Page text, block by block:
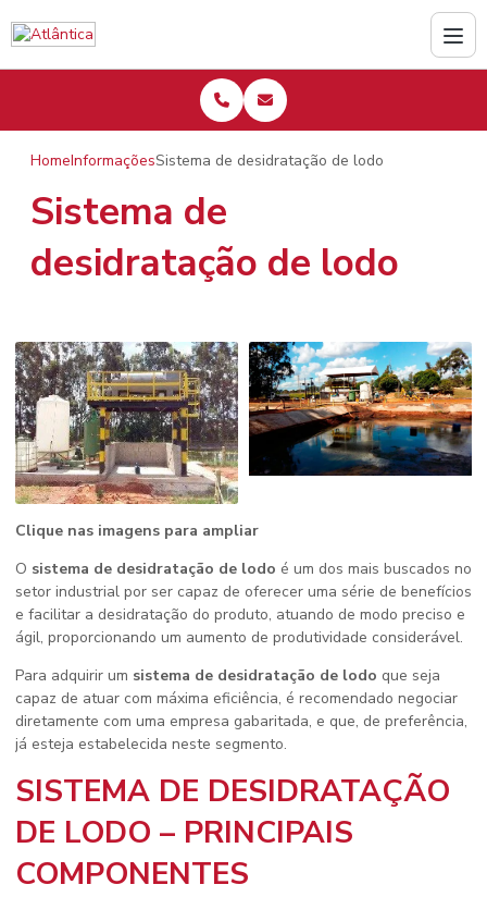
HomeInformaçõesSistema de desidratação de lodo
Sistema de
desidratação de lodo
Clique nas imagens para ampliar
O sistema de desidratação de lodo é um dos mais buscados no
setor industrial por ser capaz de oferecer uma série de benefícios
e facilitar a desidratação do produto, atuando de modo preciso e
ágil, proporcionando um aumento de produtividade considerável.
Para adquirir um sistema de desidratação de lodo que seja
capaz de atuar com máxima eficiência, é recomendado negociar
diretamente com uma empresa gabaritada, e que, de preferência,
já esteja estabelecida neste segmento.
SISTEMA DE DESIDRATAÇÃO
DE LODO – PRINCIPAIS
COMPONENTES